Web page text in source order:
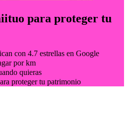
para proteger tu
con 4.7 estrellas en Google
por km
quieras
proteger tu patrimonio